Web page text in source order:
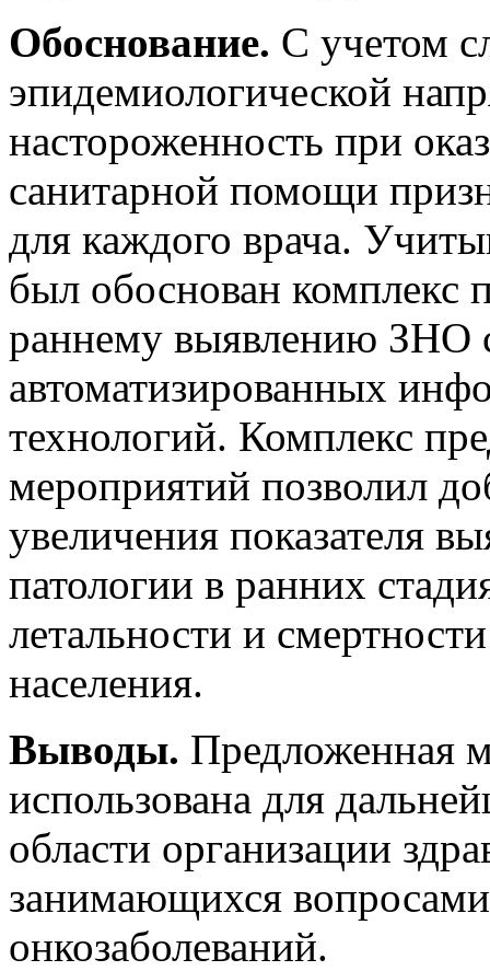
Обоснование. С учетом
эпидемиологической
настороженность при
санитарной помощи
для каждого врача.
был обоснован комплекс
раннему выявлению ЗНО
автоматизированных
технологий. Комплекс
мероприятий позволил
увеличения показателя
патологии в ранних
летальности и
населения.
Выводы. Предложенная
использована для
области организации
занимающихся
онкозаболеваний.